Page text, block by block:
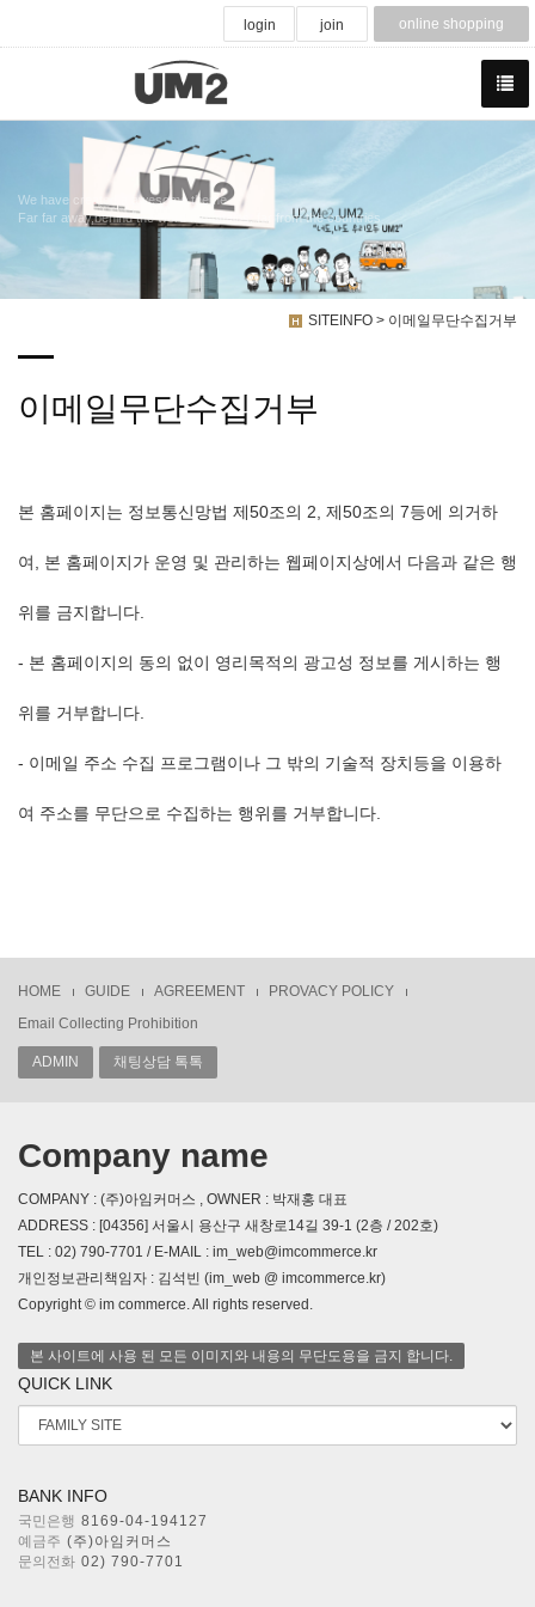
login join online shopping
We have created a awesome theme
Far far away,behind the word mountains, far from the countries
SITEINFO > 이메일무단수집거부
이메일무단수집거부
본 홈페이지는 정보통신망법 제50조의 2, 제50조의 7등에 의거하
여, 본 홈페이지가 운영 및 관리하는 웹페이지상에서 다음과 같은 행
위를 금지합니다.
- 본 홈페이지의 동의 없이 영리목적의 광고성 정보를 게시하는 행
위를 거부합니다.
- 이메일 주소 수집 프로그램이나 그 밖의 기술적 장치등을 이용하
여 주소를 무단으로 수집하는 행위를 거부합니다.
HOME GUIDE AGREEMENT
PROVACY POLICY
Email Collecting Prohibition
ADMIN 채팅상담 톡톡
Company name
COMPANY : (주)아임커머스 , OWNER : 박재홍 대표
ADDRESS : [04356] 서울시 용산구 새창로14길 39-1 (2층 / 202호)
TEL : 02) 790-7701 / E-MAIL : im_web@imcommerce.kr
개인정보관리책임자 : 김석빈 (im_web @ imcommerce.kr)
Copyright © im commerce. All rights reserved.
본 사이트에 사용 된 모든 이미지와 내용의 무단도용을 금지 합니다.
QUICK LINK
BANK INFO
국민은행 8169-04-194127
예금주 (주)아임커머스
문의전화 02) 790-7701